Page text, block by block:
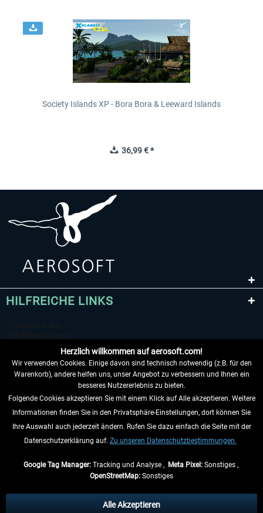
Society Islands XP - Bora Bora & Leeward Islands
36,99 € *
HILFREICHE LINKS
VERTRAG WIDERRUFEN
INFORMATIONEN
anders beschrieben.
Herzlich willkommen auf aerosoft.com!
Wir verwenden Cookies. Einige davon sind technisch notwendig (z.B. für den
Warenkorb), andere helfen uns, unser Angebot zu verbessern und Ihnen ein
besseres Nutzererlebnis zu bieten.
Folgende Cookies akzeptieren Sie mit einem Klick auf Alle akzeptieren. Weitere
Informationen finden Sie in den Privatsphäre-Einstellungen, dort können Sie
Ihre Auswahl auch jederzeit ändern. Rufen Sie dazu einfach die Seite mit der
Datenschutzerklärung auf. Zu unseren Datenschutzbestimmungen.
Google Tag Manager:Tracking und Analyse , Meta Pixel:Sonstiges ,
OpenStreetMap: Sonstiges
Alle Akzeptieren